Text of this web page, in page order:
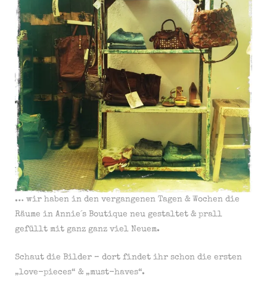
… wir haben in den vergangenen Tagen & Wochen die
Räume in Annie´s Boutique neu gestaltet & prall
gefüllt mit ganz ganz viel Neuem.
Schaut die Bilder – dort findet ihr schon die ersten
„love-pieces“ & „must-haves“.